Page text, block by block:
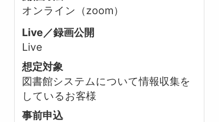
オンライン（zoom）
Live／録画公開
Live
想定対象
図書館システムについて情報収集を
しているお客様
事前申込